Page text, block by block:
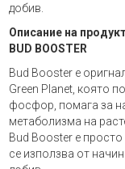
добив.
Описание на
BUD BOOSTER
Bud Booster е
Green Planet, която
фосфор, помага за
метаболизма на
Bud Booster е
се използва от